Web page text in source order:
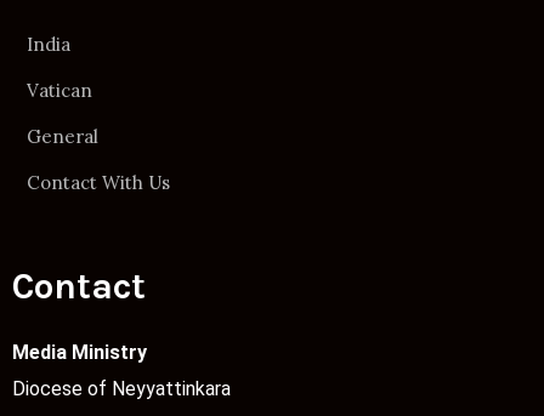
India
Vatican
General
Contact With Us
Contact
Media Ministry
Diocese of Neyyattinkara